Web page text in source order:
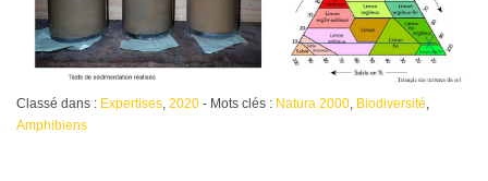
Classé dans : Expertises, 2020- Mots clés : Natura 2000, Biodiversité
Amphibiens